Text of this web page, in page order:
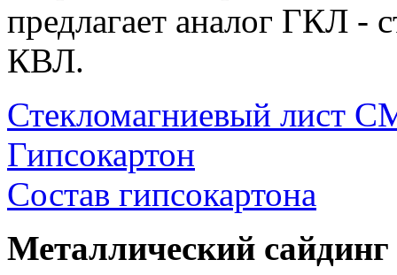
предлагает аналог ГКЛ -
КВЛ.
Стекломагниевый лист
Гипсокартон
Состав гипсокартона
Металлический сайдинг